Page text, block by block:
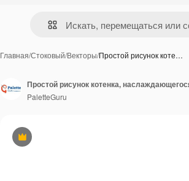
Главная/Стоковый/Векторы/Простой рисунок коте…
Премиум
PaletteGuru